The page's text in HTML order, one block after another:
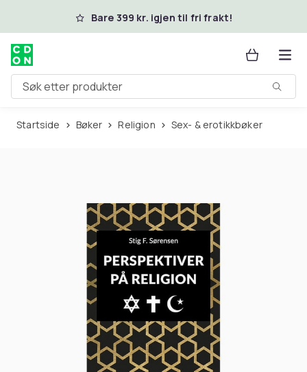
Hopp til hovedinnholdBare 399 kr. igjen til fri frakt!
Søk etter produkter
Startside Bøker Religion Sex- & erotikkbøker